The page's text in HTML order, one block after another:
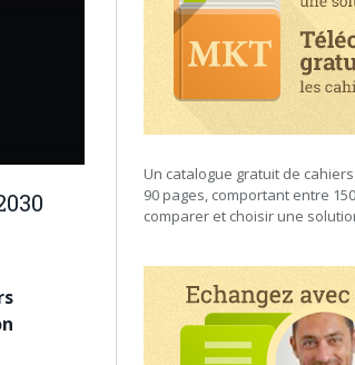
Un catalogue gratuit de
90 pages, comportant entre
comparer et choisir une